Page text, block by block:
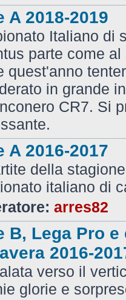
A 2018-2019
Italiano di
parte come
quest'anno
in grande
CR7. Si
A 2016-2017
della
italiano di
arres82
B, Lega Pro
2016-
verso il
glorie e